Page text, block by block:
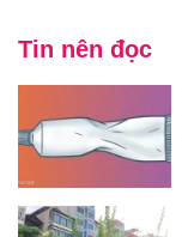
Tin nên đọc